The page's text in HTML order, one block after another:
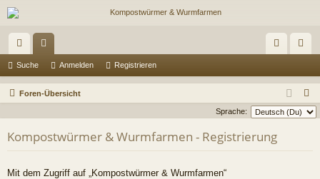
ch
ne
riff
en m
el
n
ist
rie
n
Suche Anmelden Registrieren
Foren-Übersicht
u
Sprache:
Kompostwürmer & Wurmfarmen - Registrierung
Mit dem Zugriff auf „Kompostwürmer & Wurmfarmen“